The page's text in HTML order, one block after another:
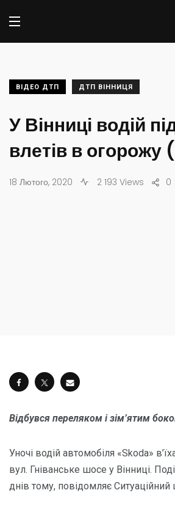
ВІДЕО ДТП ДТП ВІННИЦЯ
У Вінниці водій
влетів в огорожу
18 Лютого, 2020 2 193 Views 0
Відбувся переляком і зім’ятим
Уночі водій автомобіля «Skoda»
вул. Гніванське шосе у Вінниці.
днів тому, повідомляє Ситуаційний